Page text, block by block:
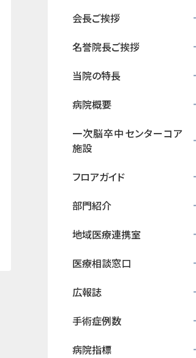
会長ご挨拶
名誉院長ご挨拶
当院の特長
病院概要
一次脳卒中センターコア
施設
フロアガイド
部門紹介
地域医療連携室
医療相談窓口
広報誌
手術症例数
病院指標